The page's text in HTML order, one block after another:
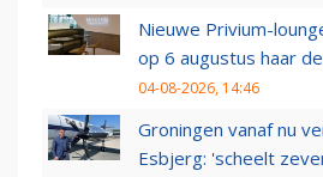
Nieuwe Privium-
op 6 augustus haar
04-08-2026, 14:46
Groningen vanaf nu
Esbjerg: 'scheelt